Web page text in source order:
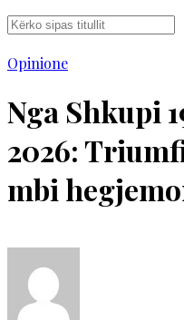
Opinione
Nga Shkupi
2026:
mbi